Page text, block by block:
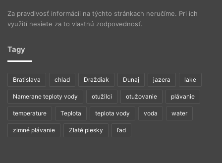
Za pravdivosť informácii na týchto stránkach neručíme. Pri ich
využití nesiete za to vlastnú zodpovednosť.
Tagy
Bratislava chlad Draždiak Dunaj jazera lake
Namerane teploty vody otužilci otužovanie plávanie
temperature Teplota teplota vody voda water
zimné plávanie Zlaté piesky ľad